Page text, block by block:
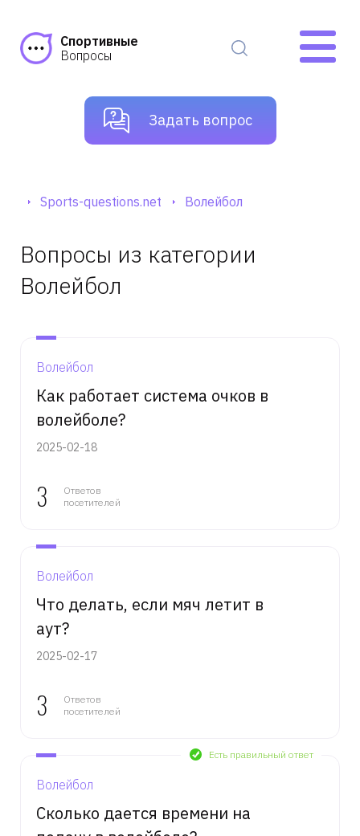
Спортивные
Вопросы
Задать вопрос
Sports-questions.net Волейбол
Вопросы из категории
Волейбол
Волейбол
Как работает система очков в
волейболе?
2025-02-18
3
Ответов
посетителей
Волейбол
Что делать, если мяч летит в
аут?
2025-02-17
3
Ответов
посетителей
Есть правильный ответ
Волейбол
Сколько дается времени на